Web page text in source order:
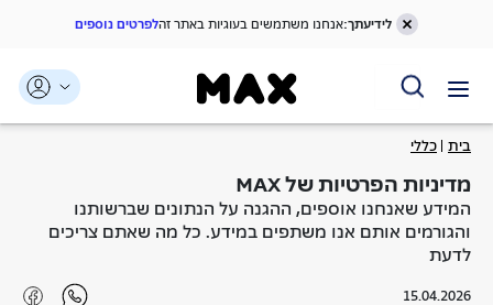
דלג אל תפריט ניווט
דלג אל תוכן ראשי
דלג אל תחתית העמוד
לידיעתך:אנחנו משתמשים בעוגיות באתר זהלפרטים נוספים
בית כללי
מדיניות הפרטיות של MAX
המידע שאנחנו אוספים, ההגנה על הנתונים שברשותנו
והגורמים אותם אנו משתפים במידע. כל מה שאתם צריכים
לדעת
15.04.2026